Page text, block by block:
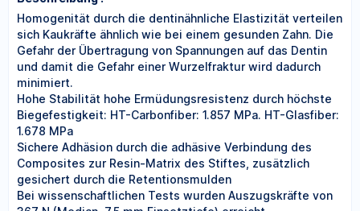
Homogenität durch die dentinähnliche Elastizität verteilen
sich Kaukräfte ähnlich wie bei einem gesunden Zahn. Die
Gefahr der Übertragung von Spannungen auf das Dentin
und damit die Gefahr einer Wurzelfraktur wird dadurch
minimiert.
Hohe Stabilität hohe Ermüdungsresistenz durch höchste
Biegefestigkeit: HT-Carbonfiber: 1.857 MPa. HT-Glasfiber:
1.678 MPa
Sichere Adhäsion durch die adhäsive Verbindung des
Composites zur Resin-Matrix des Stiftes, zusätzlich
gesichert durch die Retentionsmulden
Bei wissenschaftlichen Tests wurden Auszugskräfte von